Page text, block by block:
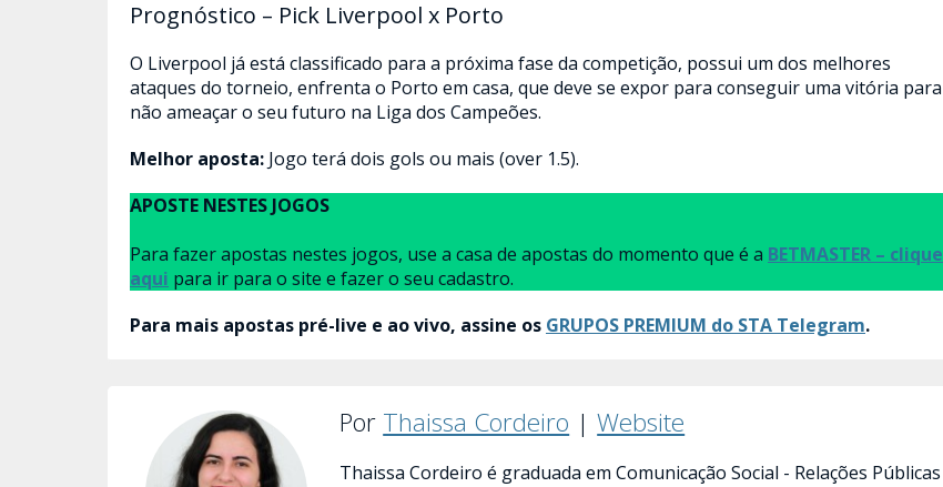
Prognóstico – Pick Liverpool x Porto
O Liverpool já está classificado para a próxima fase da competição, possui um dos melhores
ataques do torneio, enfrenta o Porto em casa, que deve se expor para conseguir uma vitória para
não ameaçar o seu futuro na Liga dos Campeões.
Melhor aposta: Jogo terá dois gols ou mais (over 1.5).
APOSTE NESTES JOGOS
Para fazer apostas nestes jogos, use a casa de apostas do momento que é a BETMASTER – clique
aqui para ir para o site e fazer o seu cadastro.
Para mais apostas pré-live e ao vivo, assine os GRUPOS PREMIUM do STA Telegram.
Por Thaissa Cordeiro |Website
Thaissa Cordeiro é graduada em Comunicação Social - Relações Públicas